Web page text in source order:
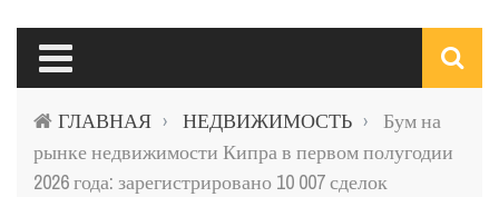
ГЛАВНАЯ › НЕДВИЖИМОСТЬ ›
Бум на
рынке недвижимости Кипра в первом полугодии
2026 года: зарегистрировано 10 007 сделок